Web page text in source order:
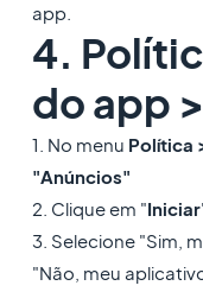
app.
4.
do app
1. No menu Política
"Anúncios"
2. Clique em "Iniciar
3. Selecione "Sim,
"Não, meu